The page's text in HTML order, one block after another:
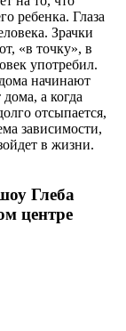
ребенка. Глаза
Зрачки
«в точку», в
употребил.
начинают
а когда
отсыпается,
зависимости,
в жизни.
Глеба
центре